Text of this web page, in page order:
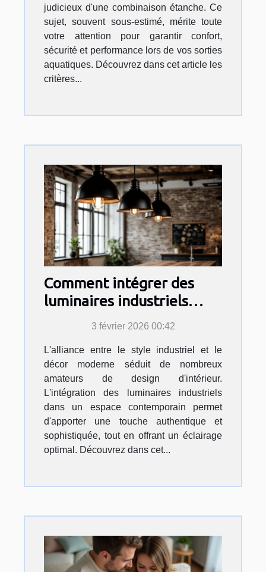
judicieux d'une combinaison étanche. Ce
sujet, souvent sous-estimé, mérite toute
votre attention pour garantir confort,
sécurité et performance lors de vos sorties
aquatiques. Découvrez dans cet article les
critères...
Comment intégrer des
luminaires industriels
dans un décor moderne ?
3 février 2026 00:42
L'alliance entre le style industriel et le
décor moderne séduit de nombreux
amateurs de design d'intérieur.
L'intégration des luminaires industriels
dans un espace contemporain permet
d'apporter une touche authentique et
sophistiquée, tout en offrant un éclairage
optimal. Découvrez dans cet...